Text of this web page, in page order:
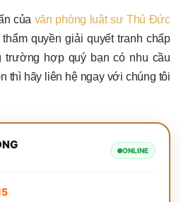
của văn phòng luật sư Thủ Đức
quyền giải quyết tranh chấp
trường hợp quý bạn có nhu cầu
thì hãy liên hệ ngay với chúng tôi
ONLINE